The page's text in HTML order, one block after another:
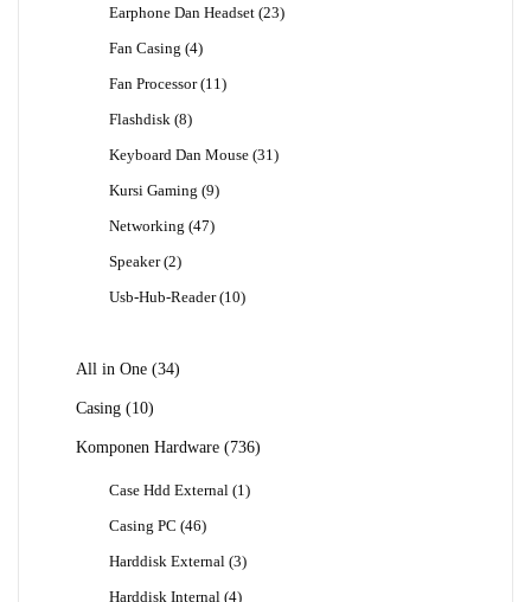
Earphone Dan Headset 2323
Fan Casing 44
Fan Processor 1111
Flashdisk 88
Keyboard Dan Mouse 3131
Kursi Gaming 99
Networking 4747
Speaker 22
Usb-Hub-Reader 1010
All in One 3434
Casing
1010
Komponen Hardware
736736
Case Hdd External 11
Casing PC 4646
Harddisk External 33
Harddisk Internal 44